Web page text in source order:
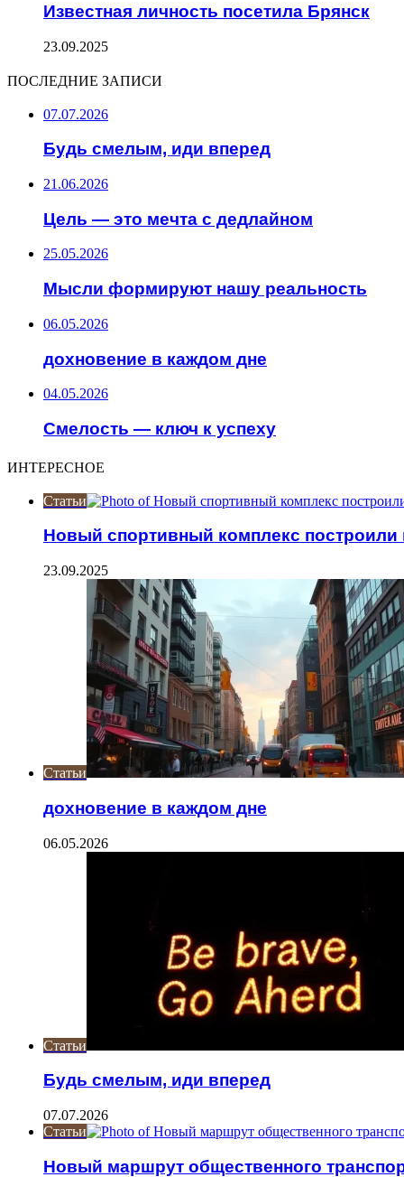
Известная личность посетила Брянск
23.09.2025
ПОСЛЕДНИЕ ЗАПИСИ
07.07.2026
Будь смелым, иди вперед
21.06.2026
Цель — это мечта с дедлайном
25.05.2026
Мысли формируют нашу реальность
06.05.2026
дохновение в каждом дне
04.05.2026
Смелость — ключ к успеху
ИНТЕРЕСНОЕ
Статьи
Новый спортивный комплекс построили
23.09.2025
Статьи
дохновение в каждом дне
06.05.2026
Статьи
Будь смелым, иди вперед
07.07.2026
Статьи
Новый маршрут общественного